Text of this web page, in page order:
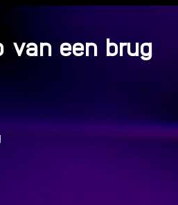
van een brug